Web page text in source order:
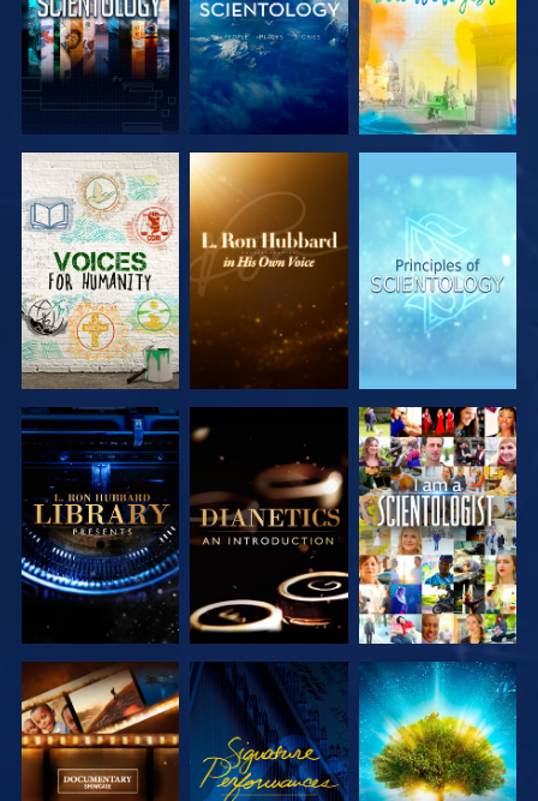
UTFORSKA
SERIEN
UTFORSKA
SERIEN
UTFORSKA
SERIEN
UTFORSKA
SERIEN
UTFORSKA
SERIEN
TITTA
UTFORSKA
SERIEN
TITTA
UTFORSKA
SERIEN